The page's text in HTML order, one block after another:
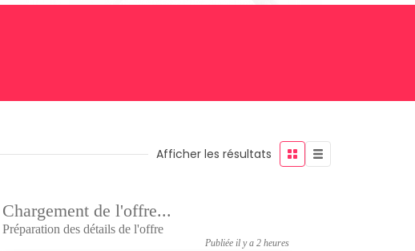
Afficher les résultats
Chargement de l'offre...
Préparation des détails de l'offre
Publiée il y a 2 heures